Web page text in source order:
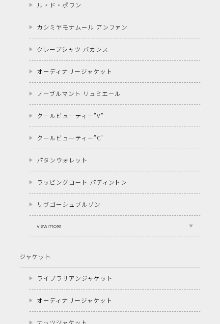
ル・ド・ポワン
カシミヤモナムール アンファン
クレープシャツ バカンス
オーディナリージャケット
ノーブルマント リュミエール
クールビューティー"V"
クールビューティー"C"
パタンウォレット
ラッピングコート パディントン
リヴゴーシュブルゾン
view more
ジャケット
ライブラリアンジャケット
オーディナリージャケット